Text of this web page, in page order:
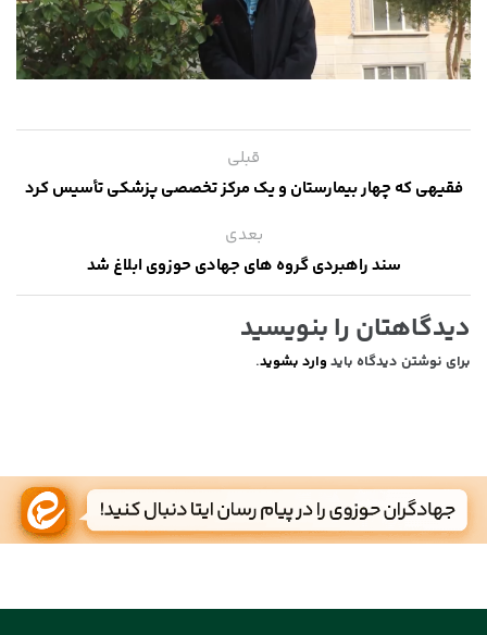
قبلی
فقیهی که چهار بیمارستان و یک مرکز تخصصی پزشکی تأسیس کرد
بعدی
سند راهبردی گروه های جهادی حوزوی ابلاغ شد
دیدگاهتان را بنویسید
برای نوشتن دیدگاه باید وارد بشوید.